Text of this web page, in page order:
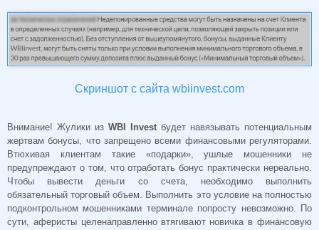
Скриншот с сайта wbiinvest.com
Внимание! Жулики из WBI Invest будет навязывать потенциальным
жертвам бонусы, что запрещено всеми финансовыми регуляторами.
Втюхивая клиентам такие «подарки», ушлые мошенники не
предупреждают о том, что отработать бонус практически нереально.
Чтобы вывести деньги со счета, необходимо выполнить
обязательный торговый объем. Выполнить это условие на полностью
подконтрольном мошенниками терминале попросту невозможно. По
сути, аферисты целенаправленно втягивают новичка в финансовую